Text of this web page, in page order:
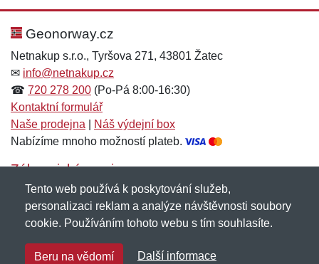
Geonorway.cz
Netnakup s.r.o., Tyršova 271, 43801 Žatec
✉ info@netnakup.cz
☎ 720 278 200 (Po-Pá 8:00-16:30)
Kontaktní formulář
Naše prodejna
Náš výdejní box
Nabízíme mnoho možností plateb.
Zákaznický servis
Novinky emailem
Copyright © 2007-2026 (19 let s vámi)Netnakup.cz
Tento web používá k poskytování služeb,
personalizaci reklam a analýze návštěvnosti soubory
cookie. Používáním tohoto webu s tím souhlasíte.
Beru na vědomí Další informace